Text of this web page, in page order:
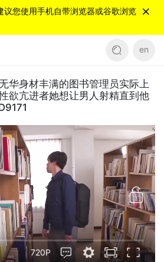
议您使用手机自带浏览器或谷歌浏览
en
华身材丰满的图书管理员实际上
欲亢进者她想让男人射精直到他
720P